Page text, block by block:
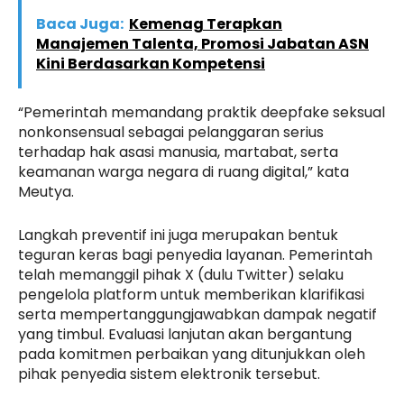
Baca Juga: Kemenag Terapkan
Manajemen Talenta, Promosi Jabatan ASN
Kini Berdasarkan Kompetensi
“Pemerintah memandang praktik deepfake seksual
nonkonsensual sebagai pelanggaran serius
terhadap hak asasi manusia, martabat, serta
keamanan warga negara di ruang digital,” kata
Meutya.
Langkah preventif ini juga merupakan bentuk
teguran keras bagi penyedia layanan. Pemerintah
telah memanggil pihak X (dulu Twitter) selaku
pengelola platform untuk memberikan klarifikasi
serta mempertanggungjawabkan dampak negatif
yang timbul. Evaluasi lanjutan akan bergantung
pada komitmen perbaikan yang ditunjukkan oleh
pihak penyedia sistem elektronik tersebut.